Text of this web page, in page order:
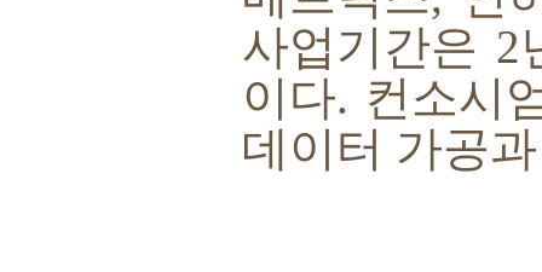
사업기간은 2
이다. 컨소시
데이터 가공